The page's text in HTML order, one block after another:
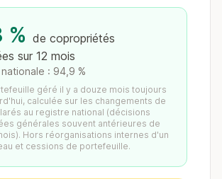
% de copropriétés
sur 12 mois
: 94,9 %
géré il y a douze mois toujours
calculée sur les changements de
au registre national (décisions
générales souvent antérieures de
Hors réorganisations internes d'un
et cessions de portefeuille.